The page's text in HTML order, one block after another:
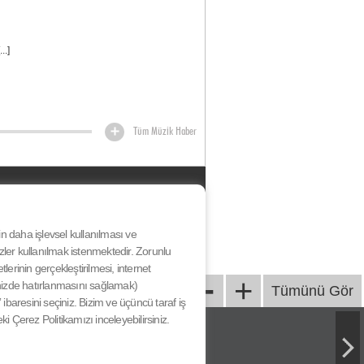
Tüm Müzik Haber
daha işlevsel kullanılması ve
kullanılmak istenmektedir. Zorunlu
gerçekleştirilmesi, internet
hatırlanmasını sağlamak)
ibaresini seçiniz. Bizim ve üçüncü taraf iş
Çerez Politikamızı inceleyebilirsiniz.
YARIŞMA KATILIM KOŞULLARI
& SÖZLEŞME
GİZLİLİK SÖZLEŞMESİ
- + Tümünü Gör